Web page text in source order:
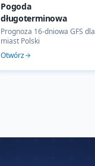
Pogoda
długoterminowa
Prognoza 16-dniowa GFS dla
miast Polski
Otwórz